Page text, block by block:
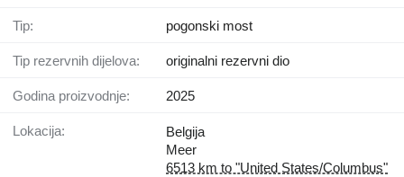
Tip: pogonski most
Tip rezervnih dijelova: originalni rezervni dio
Godina proizvodnje: 2025
Lokacija:
Belgija
Meer
6513 km to "United States/Columbus"